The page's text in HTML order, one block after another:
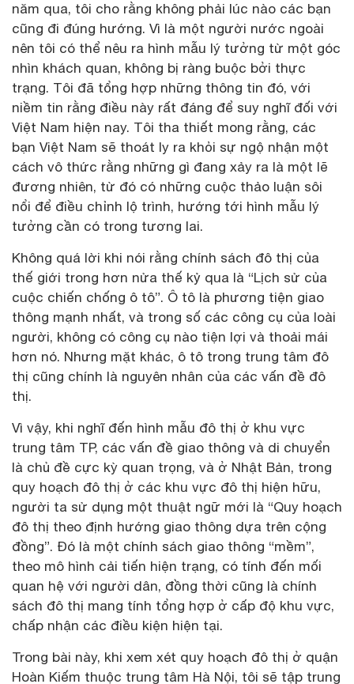
năm qua, tôi cho rằng không phải lúc nào các bạn
cũng đi đúng hướng. Vì là một người nước ngoài
nên tôi có thể nêu ra hình mẫu lý tưởng từ một góc
nhìn khách quan, không bị ràng buộc bởi thực
trạng. Tôi đã tổng hợp những thông tin đó, với
niềm tin rằng điều này rất đáng để suy nghĩ đối với
Việt Nam hiện nay. Tôi tha thiết mong rằng, các
bạn Việt Nam sẽ thoát ly ra khỏi sự ngộ nhận một
cách vô thức rằng những gì đang xảy ra là một lẽ
đương nhiên, từ đó có những cuộc thảo luận sôi
nổi để điều chỉnh lộ trình, hướng tới hình mẫu lý
tưởng cần có trong tương lai.
Không quá lời khi nói rằng chính sách đô thị của
thế giới trong hơn nửa thế kỷ qua là “Lịch sử của
cuộc chiến chống ô tô”. Ô tô là phương tiện giao
thông mạnh nhất, và trong số các công cụ của loài
người, không có công cụ nào tiện lợi và thoải mái
hơn nó. Nhưng mặt khác, ô tô trong trung tâm đô
thị cũng chính là nguyên nhân của các vấn đề đô
thị.
Vì vậy, khi nghĩ đến hình mẫu đô thị ở khu vực
trung tâm TP, các vấn đề giao thông và di chuyển
là chủ đề cực kỳ quan trọng, và ở Nhật Bản, trong
quy hoạch đô thị ở các khu vực đô thị hiện hữu,
người ta sử dụng một thuật ngữ mới là “Quy hoạch
đô thị theo định hướng giao thông dựa trên cộng
đồng”. Đó là một chính sách giao thông “mềm”,
theo mô hình cải tiến hiện trạng, có tính đến mối
quan hệ với người dân, đồng thời cũng là chính
sách đô thị mang tính tổng hợp ở cấp độ khu vực,
chấp nhận các điều kiện hiện tại.
Trong bài này, khi xem xét quy hoạch đô thị ở quận
Hoàn Kiếm thuộc trung tâm Hà Nội, tôi sẽ tập trung